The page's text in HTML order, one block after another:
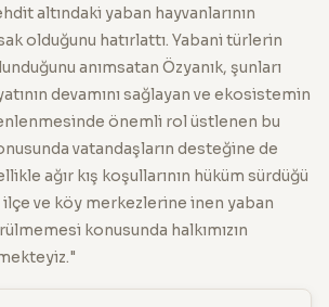
altındaki yaban hayvanlarının
olduğunu hatırlattı. Yabani türlerin
anımsatan Özyanık, şunları
devamını sağlayan ve ekosistemin
önemli rol üstlenen bu
vatandaşların desteğine de
ağır kış koşullarının hüküm sürdüğü
ve köy merkezlerine inen yaban
konusunda halkımızın